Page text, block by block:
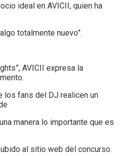
ideal en AVICII, quien ha
totalmente nuevo”.
AVICII expresa la
los fans del DJ realicen un
manera lo importante que es
al sitio web del concurso.